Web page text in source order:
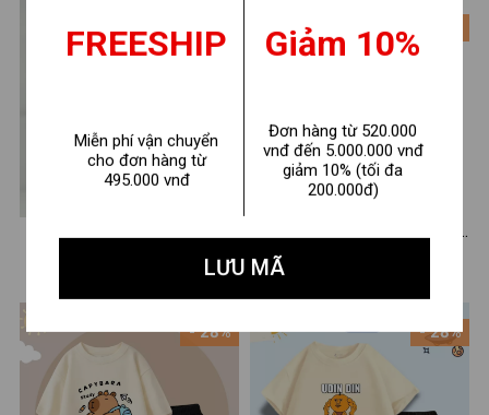
- 28%
Capybara - Loza Kids BL347
- 28%
hình - Set đồ bé trai (áo thun
- 28%
FREESHIP
Miễn phí vận chuyển
cho đơn hàng từ
495.000 vnđ
Giảm 10%
Đơn hàng từ 520.000
vnđ đến 5.000.000 vnđ
giảm 10% (tối đa
200.000đ)
LƯU MÃ